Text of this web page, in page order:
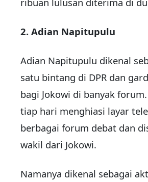
2. Adian Napitupulu
Adian Napitupulu dikenal
satu bintang di DPR dan
bagi Jokowi di banyak
tiap hari menghiasi layar
berbagai forum debat dan
wakil dari Jokowi.
Namanya dikenal sebagai